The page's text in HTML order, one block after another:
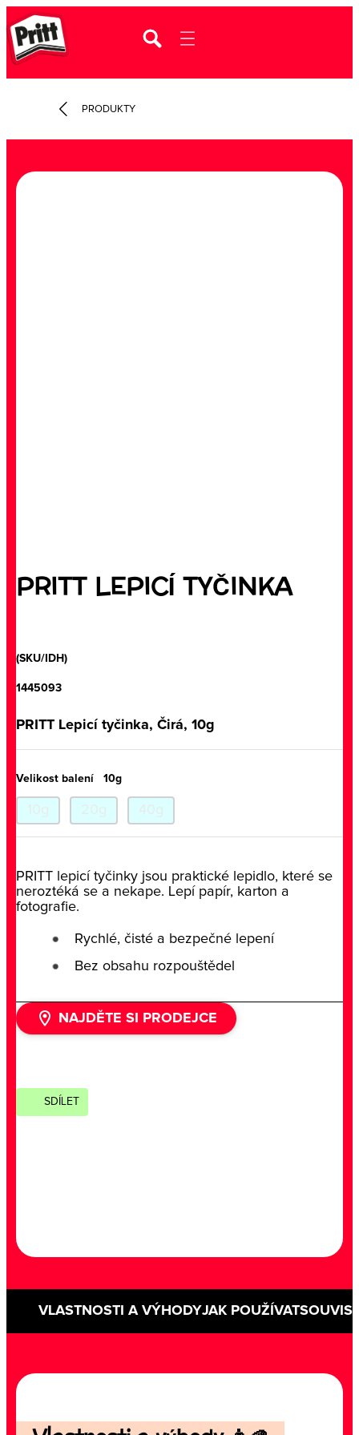
PRODUKTY
PRITT LEPICÍ TYČINKA
(SKU/IDH)
1445093
PRITT Lepicí tyčinka, Čirá, 10g
Velikost balení 10g
PRITT lepicí tyčinky jsou praktické lepidlo, které se
neroztéká se a nekape. Lepí papír, karton a
fotografie.
Rychlé, čisté a bezpečné lepení
Bez obsahu rozpouštědel
NAJDĚTE SI PRODEJCE
SDÍLET
VLASTNOSTI A VÝHODYJAK POUŽÍVAT